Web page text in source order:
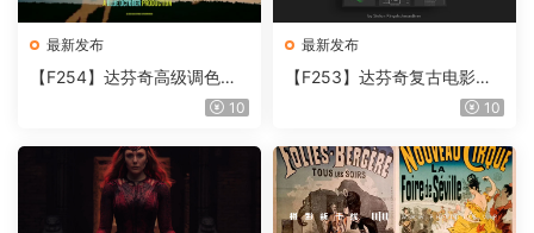
最新发布
【F254】达芬奇高级调色插
件 Contour V2.2.2 WinMac10
最新发布
【F253】达芬奇复古电影胶
片质感DCTL节点调色预设 M
T V4.0
10